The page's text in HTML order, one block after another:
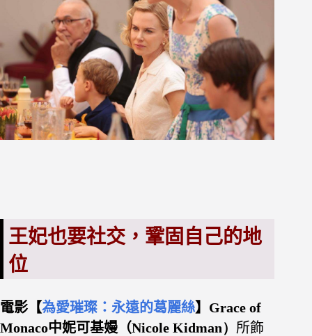
王妃也要社交，鞏固自己的地
位
電影【為愛璀璨：永遠的葛麗絲】Grace of
Monaco中妮可基嫚（Nicole Kidman） 所飾